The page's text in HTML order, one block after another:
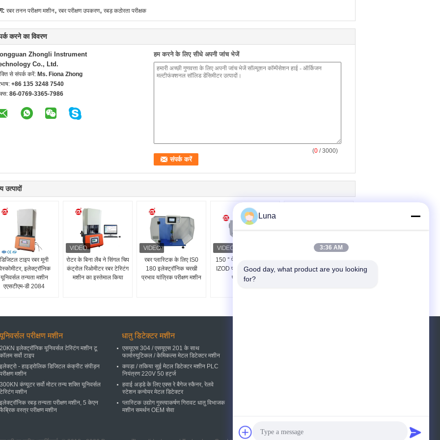
रबर तनन परीक्षण मशीन, रबर परीक्षण उपकरण, रबड़ कठोरता परीक्षक
करने का विवरण
Zhongli Instrument
Co., Ltd.
से संपर्क करें: Ms. Fiona Zhong
+86 135 3248 7540
86-0769-3365-7986
हम करने के लिए सीधे अपनी जांच भेजें
(0 / 3000)
उत्पादों
डिजिटल टाइप रबर मूनी
इलेक्ट्रॉनिक
यूनिवर्सल तन्यता मशीन
एएसटीएम-डी 2084
रोटर के बिना लैब ने सिंगल चिप
कंट्रोल रिओमीटर रबर टेस्टिंग
मशीन का इस्तेमाल किया
रबर प्लास्टिक के लिए IS0
180 इलेक्ट्रॉनिक चरखी
प्रभाव यांत्रिक परीक्षण मशीन
150 ° पेंडुलम ऊंचाई चारपाई
IZOD प्रभाव रबर प्लास्टिक
परीक्षण मशीन
प्लास्टिक चरपरी IZOD प्रभाव
परीक्षण मशीन
20KN इलेक्ट्रॉनिक यूनिवर्सल टेस्टिंग मशीन टू
कॉलम सर्वो टाइप
इलेक्ट्रो - हाइड्रोलिक डिजिटल कंक्रीट संपीड़न
परीक्षण मशीन
300KN कंप्यूटर सर्वो मोटर तन्य शक्ति यूनिवर्सल
टेस्टिंग मशीन
इलेक्ट्रॉनिक रबड़ तन्यता परीक्षण मशीन, 5 केएन
फैब्रिक वस्त्र परीक्षण मशीन
धातु डिटेक्टर मशीन
एसयूएस 304 / एसयूएस 201 के साथ
फार्मास्युटिकल / केमिकल्स मेटल डिटेक्टर मशीन
कपड़ा / तकिया सुई मेटल डिटेक्टर मशीन PLC
नियंत्रण 220V 50 हर्ट्ज
हवाई अड्डे के लिए एक्स रे बैगेज स्कैनर, रेलवे
स्टेशन कन्वेयर मेटल डिटेक्टर
प्लास्टिक उद्योग गुरुत्वाकर्षण गिरावट धातु विभाजक
मशीन समर्थन OEM सेवा
Luna
3:36 AM
Good day, what product are you looking
for?